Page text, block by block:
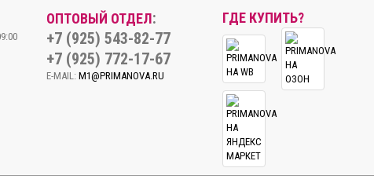
ОПТОВЫЙ ОТДЕЛ:
+7 (925) 543-82-77
+7 (925) 772-17-67
E-MAIL: M1@PRIMANOVA.RU
ГДЕ КУПИТЬ?